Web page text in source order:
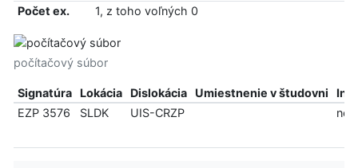
Počet ex.
1, z toho voľných 0
počítačový súbor
Signatúra Lokácia Dislokácia Umiestnenie v študovni
Info
EZP 3576
SLDK UIS-CRZP